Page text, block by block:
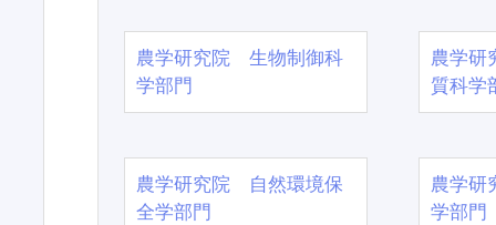
農学研究院 生物制御科
学部門
農学
質科学
農学研究院 自然環境保
全学部門
農学
学部門